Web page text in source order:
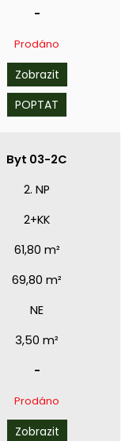
-
Prodáno
Zobrazit
POPTAT
Byt 03-2C
2. NP
2+KK
61,80 m²
69,80 m²
NE
3,50 m²
-
Prodáno
Zobrazit